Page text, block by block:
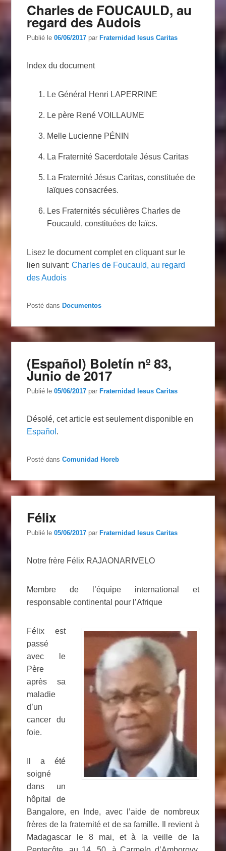
Charles de FOUCAULD, au
regard des Audois
Publié le06/06/2017 par Fraternidad Iesus Caritas
Index du document
Le Général Henri LAPERRINE
Le père René VOILLAUME
Melle Lucienne PÉNIN
La Fraternité Sacerdotale Jésus Caritas
La Fraternité Jésus Caritas, constituée de
laïques consacrées.
Les Fraternités séculières Charles de
Foucauld, constituées de laïcs.
Lisez le document complet en cliquant sur le
lien suivant:Charles de Foucauld, au regard
des Audois
Posté dans Documentos
(Español) Boletín nº 83,
Junio de 2017
Publié le05/06/2017 par Fraternidad Iesus Caritas
Désolé, cet article est seulement disponible en
Español .
Posté dans Comunidad Horeb
Félix
Publié le05/06/2017 par Fraternidad Iesus Caritas
Notre frère Félix RAJAONARIVELO
Membre de l’équipe international et
responsable continental pour l’Afrique
Félix est
passé
avec le
Père
après sa
maladie
d’un
cancer du
foie.
Il a été
soigné
dans un
hôpital de
Bangalore, en Inde, avec l’aide de nombreux
frères de la fraternité et de sa famille. Il revient à
Madagascar le 8 mai, et à la veille de la